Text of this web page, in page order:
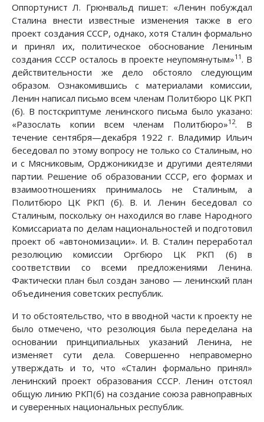
Оппортунист Л. Грюнвальд пишет: «Ленин побуждал
Сталина внести известные изменения также в его
проект создания СССР, однако, хотя Сталин формально
и принял их, политическое обоснование Лениным
создания СССР осталось в проекте неупомянутым»11 . В
действительности же дело обстояло следующим
образом. Ознакомившись с материалами комиссии,
Ленин написал письмо всем членам Политбюро ЦК РКП
(б). В постскриптуме ленинского письма было указано:
«Разослать копии всем членам Политбюро»12. В
течение сентября—декабря 1922 г. Владимир Ильич
беседовал по этому вопросу не только со Сталиным, но
и с Мясниковым, Орджоникидзе и другими деятелями
партии. Решение об образовании СССР, его формах и
взаимоотношениях принималось не Сталиным, а
Политбюро ЦК РКП (б). В. И. Ленин беседовал со
Сталиным, поскольку он находился во главе Народного
Комиссариата по делам национальностей и подготовил
проект об «автономизации». И. В. Сталин переработал
резолюцию комиссии Оргбюро ЦК РКП (б) в
соответствии со всеми предложениями Ленина.
Фактически план был создан заново — ленинский план
объединения советских республик.
И то обстоятельство, что в вводной части к проекту не
было отмечено, что резолюция была переделана на
основании принципиальных указаний Ленина, не
изменяет сути дела. Совершенно неправомерно
утверждать и то, что «Сталин формально принял»
ленинский проект образования СССР. Ленин отстоял
общую линию РКП(б) на создание союза равноправных
и суверенных национальных республик.